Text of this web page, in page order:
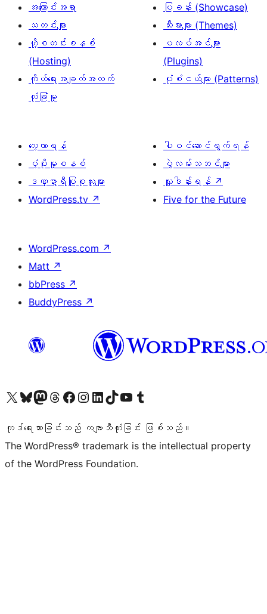
အကြောင်းအရာ
သတင်းများ
ဟို့စတင်းစနစ်
(Hosting)
ကိုယ်ရေးအချက်အလက်
လုံခြုံမှု
ပြခန်း (Showcase)
သီးမားများ (Themes)
ပလပ်အင်များ
(Plugins)
ပုံစံငယ်များ (Patterns)
လေ့လာရန်
ပံ့ပိုးမှုစနစ်
ဒဏ္ဍာရီပြုစုသူများ
WordPress.tv ↗
ပါဝင်ဆောင်ရွက်ရန်
ပွဲလမ်းသဘင်များ
လှူဒါန်းရန် ↗
Five for the Future
WordPress.com ↗
Matt ↗
bbPress ↗
BuddyPress ↗
ကျွန်ုပ်တို့၏ X (ယခင် Twitter) အကောင့်သို့ သွားရောက်ကြည့်ရှုပါကျွန်ုပ်တို့၏ Bluesky အကောင့်သို့ ဝင်ရောက်ကြည့်ရှုရန်
ကျွန်ုပ်တို့၏ Mastodon အကောင့်သို့ သွားရောက်ကြည့်ရှုပါကျွန်ုပ်တို့၏ Threads အကောင့်သို့ ဝင်ရောက်ကြည့်ရှုရန်
ကျွန်ုပ်တို့၏ Facebook စာမျက်နှာသို့ သွားရောက်ကြည့်ရှုပါကျွန်ုပ်တို့၏ Instagram အကောင့်သို့ သွားရောက်ကြည့်ရှုပါ ကျွန်ုပ်တို့၏ LinkedIn အကောင့်သို့ သွားရောက်ကြည့်ရှုပါကျွန်ုပ်တို့၏ TikTok အကောင့်သို့ ဝင်ရောက်ကြည့်ရှုရန်
ကျွန်ုပ်တို့၏ YouTube ချန်နယ်သို့ သွားရောက်ကြည့်ရှုပါ ကျွန်ုပ်တို့၏ Tumblr အကောင့်သို့ ဝင်ရောက်ကြည့်ရှုရန်
ကုဒ်ရေးသားခြင်းသည် ကဗျာသီကုံးခြင်း ဖြစ်သည်။
The WordPress® trademark is the intellectual property
of the WordPress Foundation.